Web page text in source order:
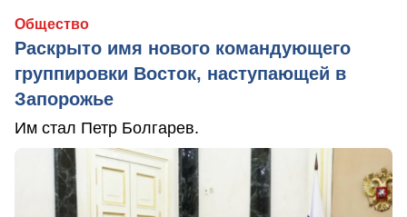
Общество
Раскрыто имя нового командующего
группировки Восток, наступающей в
Запорожье
Им стал Петр Болгарев.